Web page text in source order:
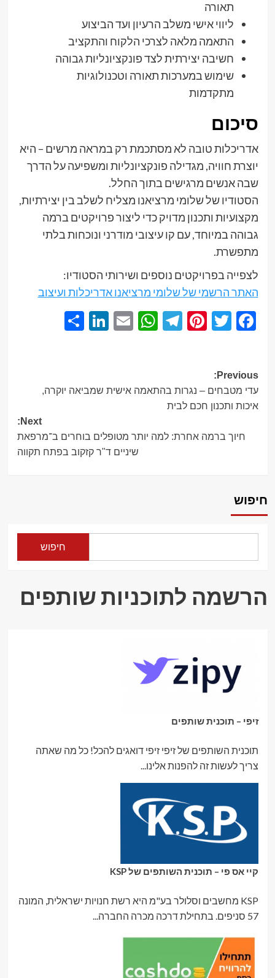
תאורה
ליווי אישי משלב הרעיון ועד הביצוע
התאמה מלאה לצרכי הלקוח והתקציב
חשיבה יצירתית לצד פונקציונליות גבוהה
שימוש במערכות תאורה וטכנולוגיות
מתקדמות
סיכום
אדריכלות טובה לא מסתכמת רק במראה מרשים – היא
יוצרת חוויה, מגדילה פונקציונליות ומשפיעה על הדרך
שבה אנשים מרגישים בתוך החלל.
הסטודיו של שלומי מרציאנו מצליח לשלב בין יצירתיות,
מקצועיות ותכנון מדויק כדי ליצור פרויקטים ברמה
גבוהה במיוחד, עם קו עיצובי מודרני ונוכחות בלתי
מתפשרת.
לצפייה בפרויקטים נוספים ושירותי הסטודיו:
האתר הרשמי של שלומי מרציאנו אדריכלות ועיצוב
Facebook
Twitter
Pinterest
Telegram
WhatsApp
Email
LinkedIn
Post
navigation
Previous:
עדי מטבחים – נגרות בהתאמה אישית שמביאה יוקרה,
איכות ותכנון חכם לבית
Next:
חיוך ברמה אחרת: למה יותר מטופלים בוחרים ב־מרפאת
שיניים ד"ר קזקוב בפתח תקווה
חיפוש
חיפוש
הרשמה לתוכניות שותפים
זיפי – תוכנית שותפים
תוכנית השותפים של זיפי זיפי דואגים להכל! כל מה שאתה
צריך לעשות זה להפנות אלינו...
קיי אס פי – תוכנית השותפים של KSP
KSP מחשבים וסלולר בע"מ היא רשת חנויות ישראלית, המונה
57 סניפים. בתחילת דרכה מכרה החברה...